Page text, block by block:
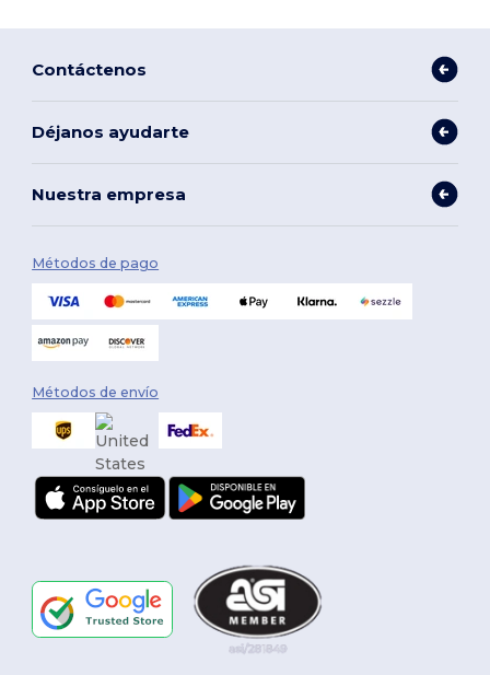
Contáctenos
Déjanos ayudarte
Nuestra empresa
Métodos de pago
Métodos de envío